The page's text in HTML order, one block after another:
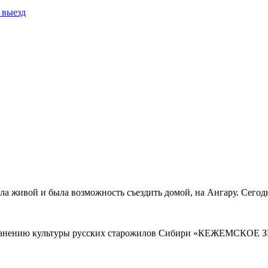
живой и была возможность съездить домой, на Ангару.
культуры русских старожилов Сибири